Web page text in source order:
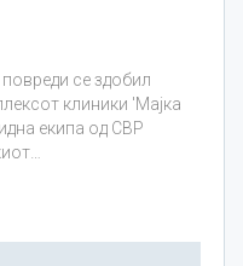
се здобил
клиники 'Мајка
екипа од СВР